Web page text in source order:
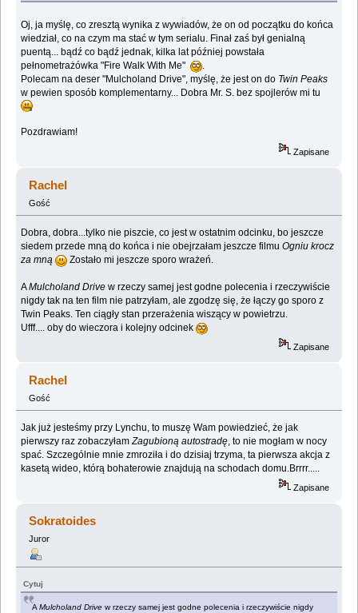
Oj, ja myślę, co zresztą wynika z wywiadów, że on od początku do końca
wiedział, co na czym ma stać w tym serialu. Finał zaś był genialną
puentą... bądź co bądź jednak, kilka lat później powstała
pełnometrażówka "Fire Walk With Me"
.
Polecam na deser "Mulcholand Drive", myślę, że jest on do Twin Peaks
w pewien sposób komplementarny... Dobra Mr. S. bez spojlerów mi tu
Pozdrawiam!
Zapisane
Rachel
Gość
Dobra, dobra...tylko nie piszcie, co jest w ostatnim odcinku, bo jeszcze
siedem przede mną do końca i nie obejrzałam jeszcze filmuOgniu krocz
za mną
Zostało mi jeszcze sporo wrażeń.
AMulcholand Drive w rzeczy samej jest godne polecenia i rzeczywiście
nigdy tak na ten film nie patrzyłam, ale zgodzę się, że łączy go sporo z
Twin Peaks. Ten ciągły stan przerażenia wiszący w powietrzu.
Ufff.... oby do wieczora i kolejny odcinek
Zapisane
Rachel
Gość
Jak już jesteśmy przy Lynchu, to muszę Wam powiedzieć, że jak
pierwszy raz zobaczyłamZagubioną autostradę , to nie mogłam w nocy
spać. Szczególnie mnie zmroziła i do dzisiaj trzyma, ta pierwsza akcja z
kasetą wideo, którą bohaterowie znajdują na schodach domu.Brrrr.....
Zapisane
Sokratoides
Juror
Cytuj
AMulcholand Drive w rzeczy samej jest godne polecenia i rzeczywiście nigdy